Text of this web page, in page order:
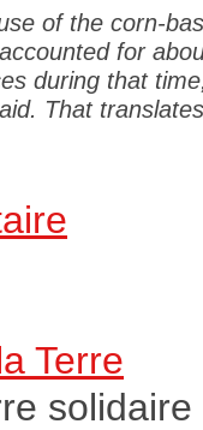
of the corn-
for
during that
That
Terre
solidaire